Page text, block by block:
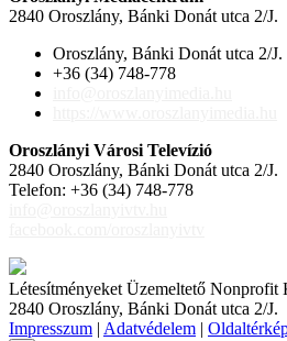
2840 Oroszlány, Bánki Donát utca 2/J.
Oroszlány, Bánki Donát utca 2/J.
+36 (34) 748-778
Oroszlányi Városi Televízió
2840 Oroszlány, Bánki Donát utca 2/J.
Telefon: +36 (34) 748-778
Létesítményeket Üzemeltető
2840 Oroszlány, Bánki Donát utca 2/J.
Impresszum | Adatvédelem |